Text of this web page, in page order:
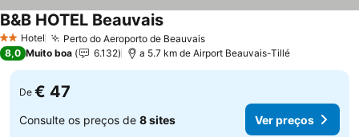
2 Estrelas
Hotel Perto do Aeroporto de Beauvais
B&B HOTEL Beauvais
8,0 Muito boa 6.132 a 5.7 km de Airport Beauvais-Tillé
De € 47
Consulte os preços de 8 sites Ver preços